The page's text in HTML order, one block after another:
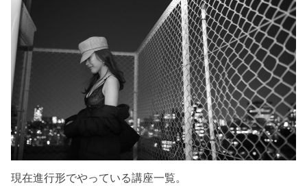
現在進行形でやっている講座一覧。